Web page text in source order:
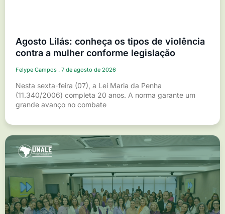
Agosto Lilás: conheça os tipos de violência
contra a mulher conforme legislação
Felype Campos 7 de agosto de 2026
Nesta sexta-feira (07), a Lei Maria da Penha
(11.340/2006) completa 20 anos. A norma garante um
grande avanço no combate